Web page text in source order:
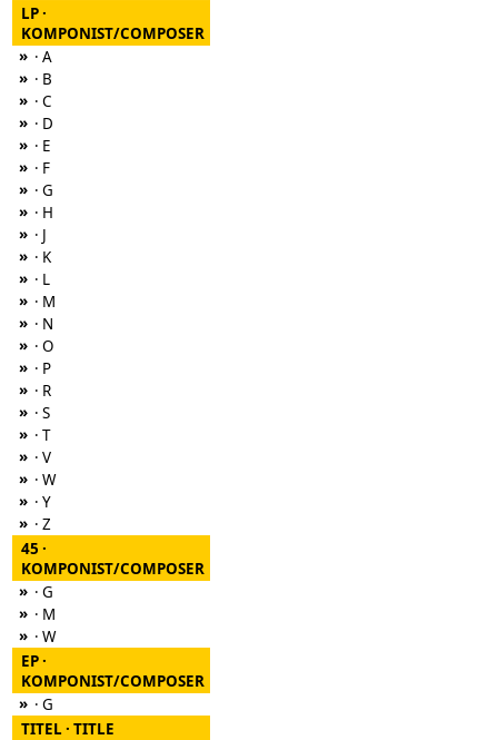
LP ·
KOMPONIST/COMPOSER
» · A
» · B
» · C
» · D
» · E
» · F
» · G
» · H
» · J
» · K
» · L
» · M
» · N
» · O
» · P
» · R
» · S
» · T
» · V
» · W
» · Y
» · Z
45 ·
KOMPONIST/COMPOSER
» · G
» · M
» · W
EP ·
KOMPONIST/COMPOSER
» · G
TITEL · TITLE